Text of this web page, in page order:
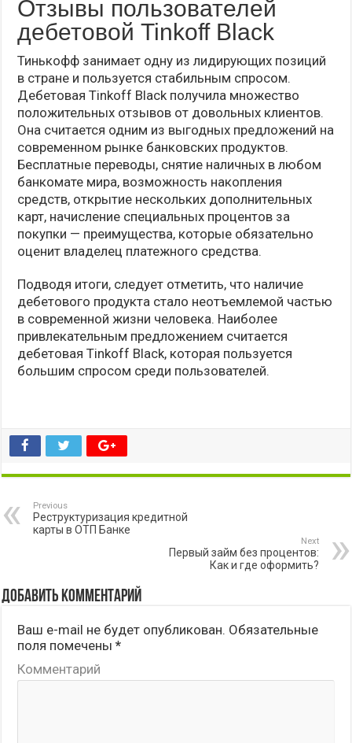
Отзывы пользователей
дебетовой Tinkoff Black
Тинькофф занимает одну из лидирующих позиций
в стране и пользуется стабильным спросом.
Дебетовая Tinkoff Black получила множество
положительных отзывов от довольных клиентов.
Она считается одним из выгодных предложений на
современном рынке банковских продуктов.
Бесплатные переводы, снятие наличных в любом
банкомате мира, возможность накопления
средств, открытие нескольких дополнительных
карт, начисление специальных процентов за
покупки — преимущества, которые обязательно
оценит владелец платежного средства.
Подводя итоги, следует отметить, что наличие
дебетового продукта стало неотъемлемой частью
в современной жизни человека. Наиболее
привлекательным предложением считается
дебетовая Tinkoff Black, которая пользуется
большим спросом среди пользователей.
Previous
Реструктуризация кредитной
карты в ОТП Банке
Next
Первый займ без процентов:
Как и где оформить?
Добавить комментарий
Ваш e-mail не будет опубликован. Обязательные
поля помечены*
Комментарий